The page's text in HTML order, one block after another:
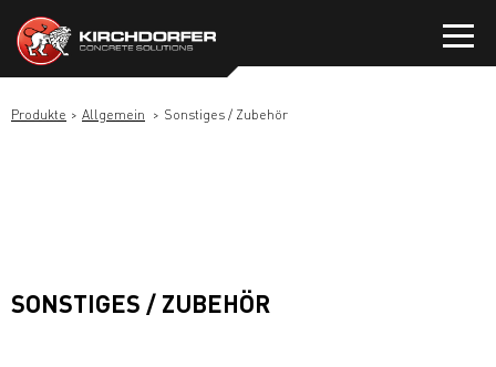
Inhalt
springen
Produkte Allgemein Sonstiges / Zubehör
SONSTIGES / ZUBEHÖR